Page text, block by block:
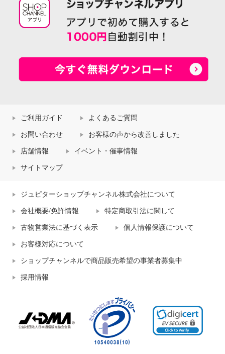
ご利用ガイド よくあるご質問
お問い合わせ お客様の声から改善しました
店舗情報 イベント・催事情報
サイトマップ
ジュピターショップチャンネル株式会社について
会社概要/免許情報 特定商取引法に関して
古物営業法に基づく表示 個人情報保護について
お客様対応について
ショップチャンネルで商品販売希望の事業者募集中
採用情報